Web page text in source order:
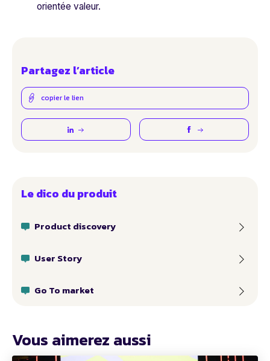
orientée valeur.
Partagez l’article
copier le lien
Le dico du produit
Product discovery
User Story
Go To market
Vous aimerez aussi